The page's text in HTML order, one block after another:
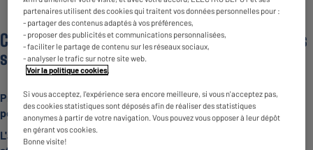
Chaque année en France, plus de 1 500 enfants
sont touchés par le cancer.
Près de 75% des enfants porteurs de leucémie ou de cancer
peuvent aujourd'hui guérir.
L'association « à Chacun son Everest ! » aide les enfants
partenaires utilisent des cookies qui traitent vos données personnelles pour :
- partager des contenus adaptés à vos préférences,
- proposer des publicités et communications personnalisées,
- faciliter le partage de contenu sur les réseaux sociaux,
- analyser le trafic sur notre site web.
Voir la politique cookies.
Si vous acceptez, l'expérience sera encore meilleure, si vous n'acceptez pas,
des cookies statistiques sont déposés afin de réaliser des statistiques
anonymes à partir de votre navigation. Vous pouvez vous opposer à leur dépôt
en gérant vos cookies.
Bonne visite!